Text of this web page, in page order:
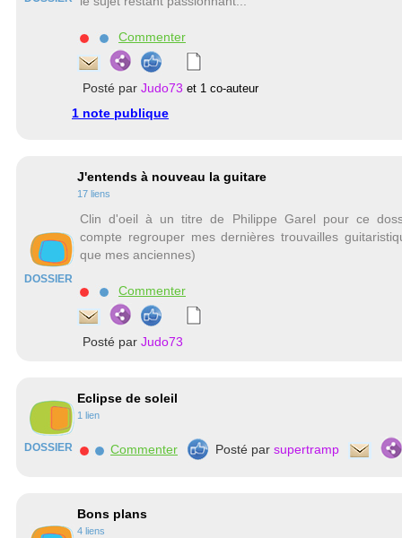
Commenter
Posté par Judo73 et 1 co-auteur
1 note publique
DOSSIER
J'entends à nouveau la guitare
17 liens
Clin d'oeil à un titre de Philippe Garel pour ce
compte regrouper mes dernières trouvailles
que mes anciennes)
Commenter
Posté par Judo73
DOSSIER
Eclipse de soleil
1 lien
Commenter Posté par supertramp
Bons plans
4 liens